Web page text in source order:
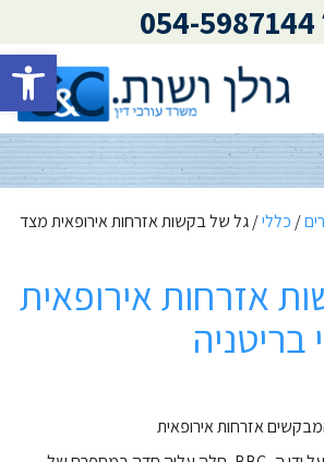
פתח
054-5987144
/ כללי/גל של בקשות אזרחות אירופאית מצד
אזרחות אירופאית
אזרחות אירופאית